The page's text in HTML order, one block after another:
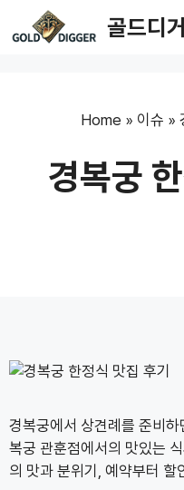
to
골드디거
Home » 이슈 »
경복궁
경복궁에서 상견례를 준비
복궁 관훈점에서의 맛있는
의 맛과 분위기, 예약부터 할